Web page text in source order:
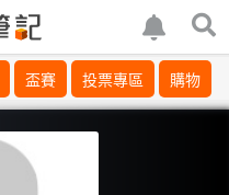
盃賽 投票專區 購物